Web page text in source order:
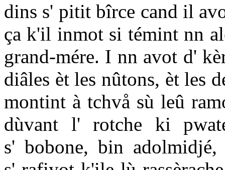
dins s' pitit bîrce cand il
ça k'il inmot si témint nn
grand-mére. I nn avot d'
diâles èt les nûtons, èt les
montint à tchvå sù leû
dùvant l' rotche ki
s' bobone, bin